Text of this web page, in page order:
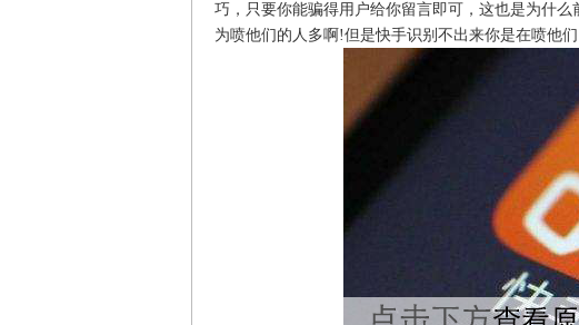
巧，只要你能骗得用户给你留言即可，这也是为什
为喷他们的人多啊!但是快手识别不出来你是在喷他